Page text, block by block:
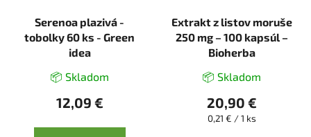
Serenoa plazivá -
tobolky 60 ks - Green
idea
📦 Skladom
12,09 €
Extrakt z listov moruše
250 mg – 100 kapsúl –
Bioherba
📦 Skladom
20,90 €
Jednotková
0,21 € / 1 ks